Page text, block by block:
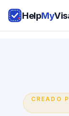
HelpMy
CREADO